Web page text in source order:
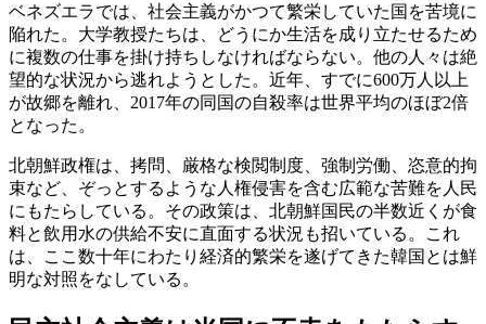
ベネズエラでは、社会主義がかつて繁栄していた国を苦境に
陥れた。大学教授たちは、どうにか生活を成り立たせるため
に複数の仕事を掛け持ちしなければならない。他の人々は絶
望的な状況から逃れようとした。近年、すでに600万人以上
が故郷を離れ、2017年の同国の自殺率は世界平均のほぼ2倍
となった。
北朝鮮政権は、拷問、厳格な検閲制度、強制労働、恣意的拘
束など、ぞっとするような人権侵害を含む広範な苦難を人民
にもたらしている。その政策は、北朝鮮国民の半数近くが食
料と飲用水の供給不安に直面する状況も招いている。これ
は、ここ数十年にわたり経済的繁栄を遂げてきた韓国とは鮮
明な対照をなしている。